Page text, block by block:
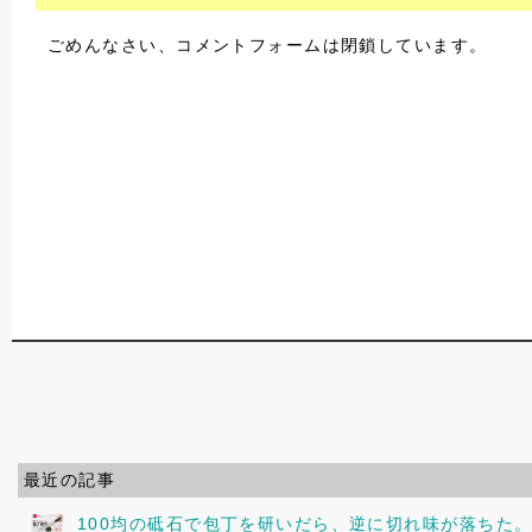
ごめんなさい、コメントフォームは閉鎖しています。
最近の記事
100均の砥石で包丁を研いだら、逆に切れ味が落ちた。